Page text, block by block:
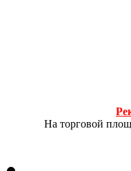
На торговой